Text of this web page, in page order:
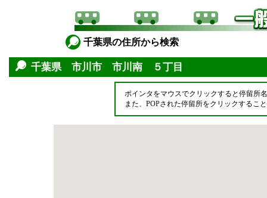
千葉県の住所から検索
千葉県 市川市 市川南 ５丁目
ポインタをマウスでクリックすると停留所
また、POPされた停留所をクリックするこ